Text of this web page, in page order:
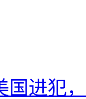
国进犯